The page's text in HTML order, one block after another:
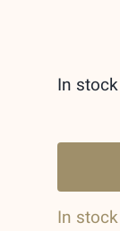
In stock
In stock